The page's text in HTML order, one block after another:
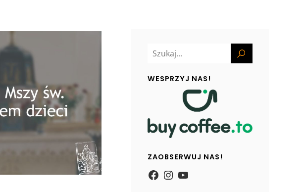
WESPRZYJ NAS!
ZAOBSERWUJ NAS!
https://
Instagram
YouTube